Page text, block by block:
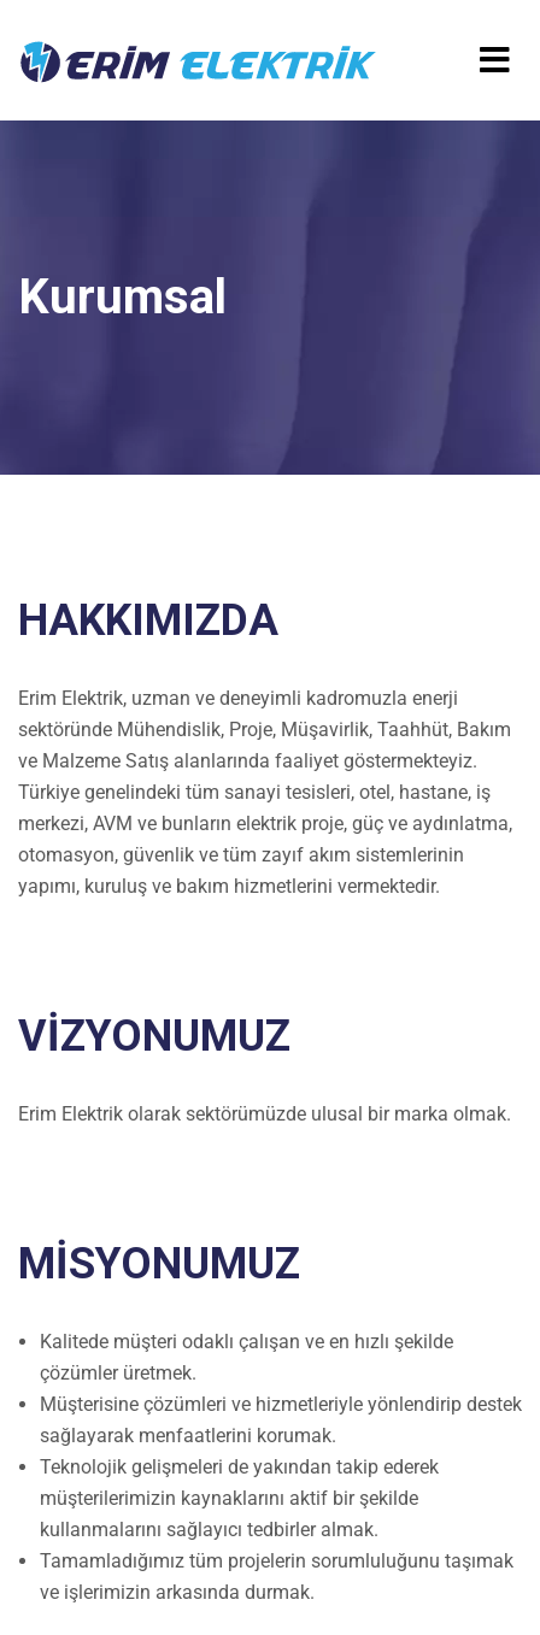
Kurumsal
HAKKIMIZDA
Erim Elektrik, uzman ve deneyimli kadromuzla enerji
sektöründe Mühendislik, Proje, Müşavirlik, Taahhüt, Bakım
ve Malzeme Satış alanlarında faaliyet göstermekteyiz.
Türkiye genelindeki tüm sanayi tesisleri, otel, hastane, iş
merkezi, AVM ve bunların elektrik proje, güç ve aydınlatma,
otomasyon, güvenlik ve tüm zayıf akım sistemlerinin
yapımı, kuruluş ve bakım hizmetlerini vermektedir.
VİZYONUMUZ
Erim Elektrik olarak sektörümüzde ulusal bir marka olmak.
MİSYONUMUZ
Kalitede müşteri odaklı çalışan ve en hızlı şekilde
çözümler üretmek.
Müşterisine çözümleri ve hizmetleriyle yönlendirip destek
sağlayarak menfaatlerini korumak.
Teknolojik gelişmeleri de yakından takip ederek
müşterilerimizin kaynaklarını aktif bir şekilde
kullanmalarını sağlayıcı tedbirler almak.
Tamamladığımız tüm projelerin sorumluluğunu taşımak
ve işlerimizin arkasında durmak.